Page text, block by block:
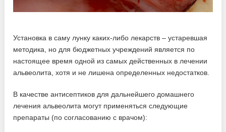
Установка в саму лунку каких-либо лекарств – устаревшая
методика, но для бюджетных учреждений является по
настоящее время одной из самых действенных в лечении
альвеолита, хотя и не лишена определенных недостатков.
В качестве антисептиков для дальнейшего домашнего
лечения альвеолита могут применяться следующие
препараты (по согласованию с врачом):